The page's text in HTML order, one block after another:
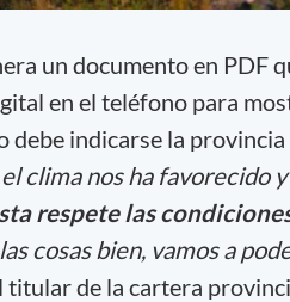
un documento en PDF
en el teléfono para
indicarse la provincia
clima nos ha favorecido
respete las
cosas bien, vamos a
titular de la cartera